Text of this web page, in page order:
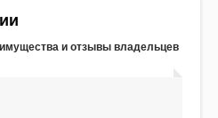
и отзывы владельцев